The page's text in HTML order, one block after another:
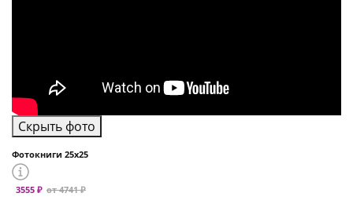
Скрыть фото
Фотокниги 25х25
3555 ₽ от 4741 ₽